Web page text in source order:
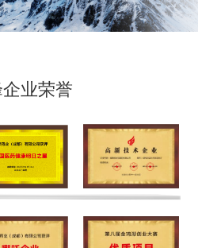
业荣誉